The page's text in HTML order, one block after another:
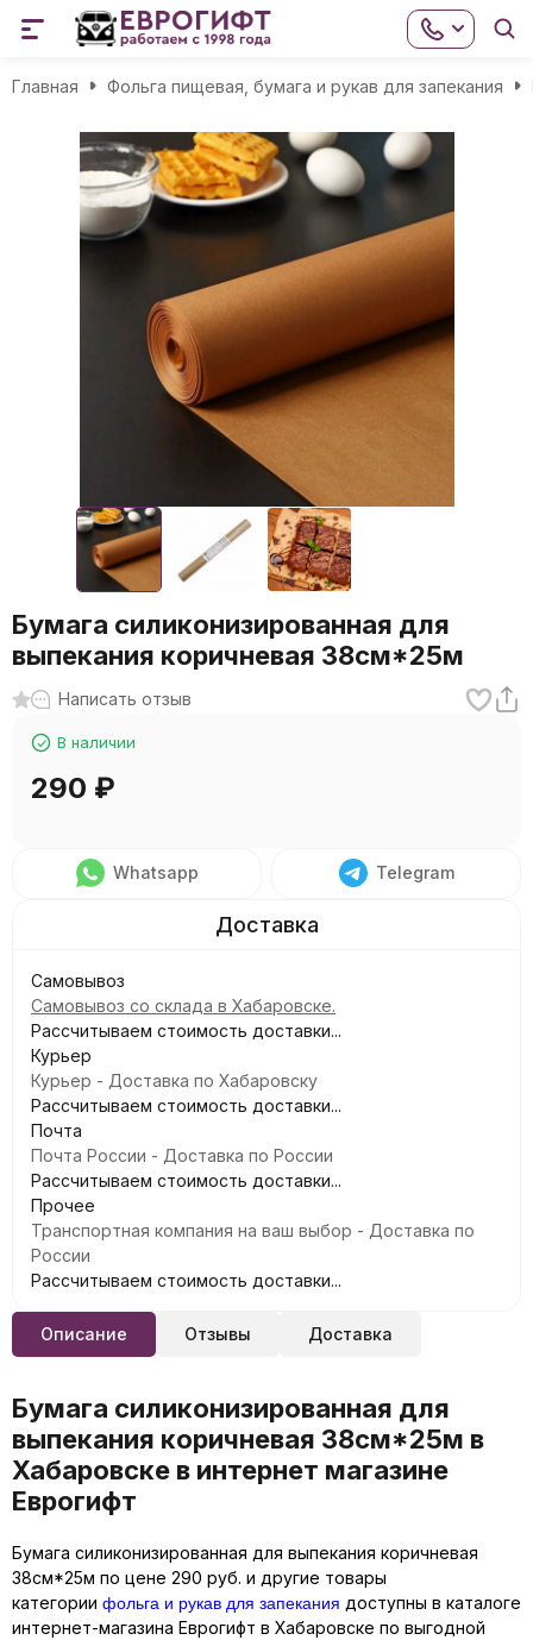
Главная Фольга пищевая, бумага и рукав для запекания
Бумага силиконизированная для
выпекания коричневая 38см*25м
Написать отзыв
В наличии
290 ₽
Whatsapp Telegram
Самовывоз
Самовывоз со склада в Хабаровске.
Рассчитываем стоимость доставки...
Курьер
Курьер - Доставка по Хабаровску
Рассчитываем стоимость доставки...
Почта
Почта России - Доставка по России
Рассчитываем стоимость доставки...
Прочее
Транспортная компания на ваш выбор - Доставка по
России
Рассчитываем стоимость доставки...
Описание Отзывы Доставка
Бумага силиконизированная для
выпекания коричневая 38см*25м в
Хабаровске в интернет магазине
Еврогифт
Бумага силиконизированная для выпекания коричневая
38см*25м по цене 290 руб. и другие товары
категории фольга и рукав для запекания доступны в каталоге
интернет-магазина Еврогифт в Хабаровске по выгодной